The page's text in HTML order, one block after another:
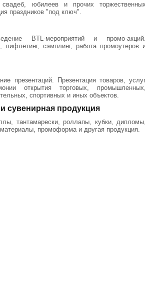
свадеб, юбилеев и прочих
праздников "под ключ".
BTL-мероприятий и промо-
лифлетинг, сэмплинг, работа промоутеров
презентаций. Презентация товаров,
открытия торговых,
спортивных и иных объектов.
сувенирная продукция
тантамарески, роллапы, кубки,
промоформа и другая продукция.